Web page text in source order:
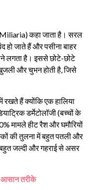
(Miliaria) कहा जाता है। सरल
हो जाते हैं और पसीना बाहर
लगता है। इससे छोटे-छोटे
और चुभन होती है, जिसे
रखते हैं क्योंकि एक हालिया
डर्मेटोलॉजी (बच्चों के
मामले हीट रैश और घमौरियों
की तुलना में बहुत पतली और
जल्दी और गहराई से असर
आसान तरीके